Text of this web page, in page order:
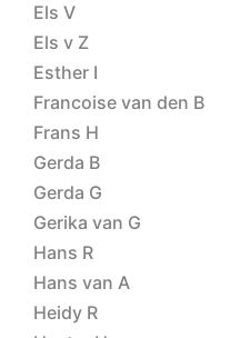
Els V
Els v Z
Esther I
Francoise van den B
Frans H
Gerda B
Gerda G
Gerika van G
Hans R
Hans van A
Heidy R